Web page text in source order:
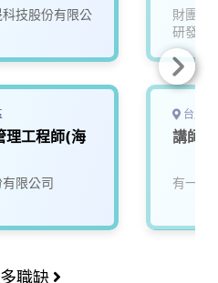
技股份有限公
理工程師(海
限公司
財團法
研發中
台北
講師
有一天
職缺